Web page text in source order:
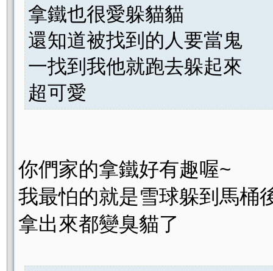
拿鐵也很愛躲貓貓
還知道被找到的人要當鬼
一找到我他就跑去躲起來
超可愛
你們家的拿鐵好有趣喔~
我最怕的就是雪球躲到馬桶
拿出來都變臭貓了